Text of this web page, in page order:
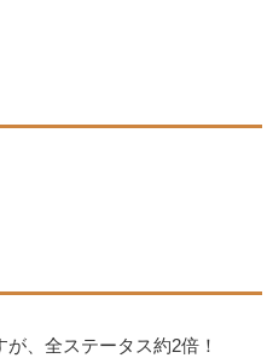
、全ステータス約2倍！